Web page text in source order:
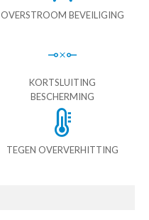
OVERSTROOM BEVEILIGING
KORTSLUITING
BESCHERMING
TEGEN OVERVERHITTING